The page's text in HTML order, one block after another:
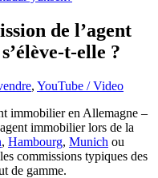
de l’agent
t-elle ?
, YouTube / Video
immobilier en Allemagne –
immobilier lors de la
, Hambourg, Munich ou
commissions typiques des
de gamme.